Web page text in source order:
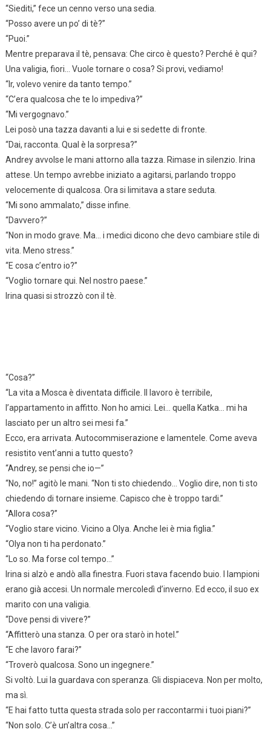
“Siediti,” fece un cenno verso una sedia.
“Posso avere un po’ di tè?”
“Puoi.”
Mentre preparava il tè, pensava: Che circo è questo? Perché è qui?
Una valigia, fiori… Vuole tornare o cosa? Si provi, vediamo!
“Ir, volevo venire da tanto tempo.”
“C’era qualcosa che te lo impediva?”
“Mi vergognavo.”
Lei posò una tazza davanti a lui e si sedette di fronte.
“Dai, racconta. Qual è la sorpresa?”
Andrey avvolse le mani attorno alla tazza. Rimase in silenzio. Irina
attese. Un tempo avrebbe iniziato a agitarsi, parlando troppo
velocemente di qualcosa. Ora si limitava a stare seduta.
“Mi sono ammalato,” disse infine.
“Davvero?”
“Non in modo grave. Ma… i medici dicono che devo cambiare stile di
vita. Meno stress.”
“E cosa c’entro io?”
“Voglio tornare qui. Nel nostro paese.”
Irina quasi si strozzò con il tè.
“Cosa?”
“La vita a Mosca è diventata difficile. Il lavoro è terribile,
l’appartamento in affitto. Non ho amici. Lei… quella Katka… mi ha
lasciato per un altro sei mesi fa.”
Ecco, era arrivata. Autocommiserazione e lamentele. Come aveva
resistito vent’anni a tutto questo?
“Andrey, se pensi che io—”
“No, no!” agitò le mani. “Non ti sto chiedendo… Voglio dire, non ti sto
chiedendo di tornare insieme. Capisco che è troppo tardi.”
“Allora cosa?”
“Voglio stare vicino. Vicino a Olya. Anche lei è mia figlia.”
“Olya non ti ha perdonato.”
“Lo so. Ma forse col tempo…”
Irina si alzò e andò alla finestra. Fuori stava facendo buio. I lampioni
erano già accesi. Un normale mercoledì d’inverno. Ed ecco, il suo ex
marito con una valigia.
“Dove pensi di vivere?”
“Affitterò una stanza. O per ora starò in hotel.”
“E che lavoro farai?”
“Troverò qualcosa. Sono un ingegnere.”
Si voltò. Lui la guardava con speranza. Gli dispiaceva. Non per molto,
ma sì.
“E hai fatto tutta questa strada solo per raccontarmi i tuoi piani?”
“Non solo. C’è un’altra cosa…”